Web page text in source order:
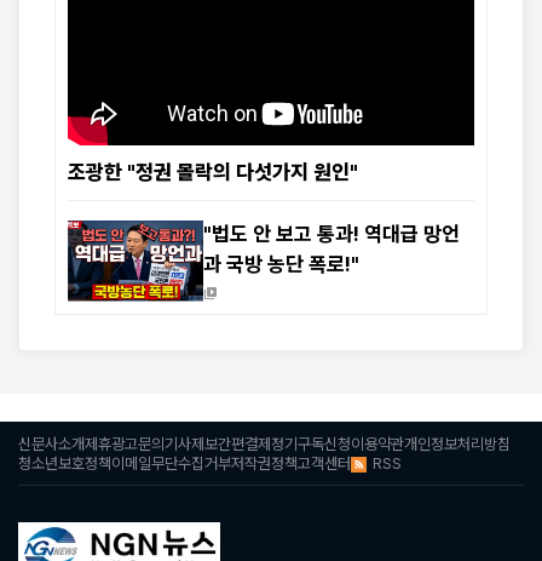
조광한 "정권 몰락의 다섯가지 원인"
"법도 안 보고 통과! 역대급 망언
과 국방 농단 폭로!"
신문사소개제휴광고문의 기사제보간편결제 정기구독신청이용약관개인정보처리방침
청소년보호정책 이메일무단수집거부저작권정책고객센터 RSS